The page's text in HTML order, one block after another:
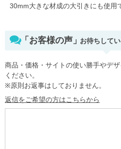
30mm大きな材成の大引きにも使用
「お客様の声」お待ちしてい
商品・価格・サイトの使い勝手やデ
ください。
※原則お返事はしておりません。
返信をご希望の方はこちらから